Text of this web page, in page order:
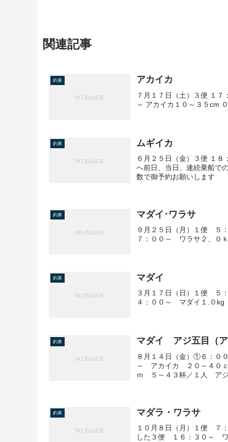
関連記事
釣果 アカイカ
７月１７日（土）３便 １
～ アカイカ１０～３５cm
釣果 ムギイカ
６月２５日（金）３便 １
へ前日、当日、連続乗船で
数で御予約お願いします
釣果 マダイ･ワラサ
９月２５日（月）１便 ５
７：００～ ワラサ２、０
釣果 マダイ
３月１７日（日）１便 ５
４：００～ マダイ１.０kg
釣果 マダイ アジ五目（
８月１４日（金）①６：０
～ アカイカ ２０～４０
ｍ ５～４３杯／１人 ア
釣果 マダラ・ワラサ
１０月８日（月）１便 ７
した３便 １６：３０～